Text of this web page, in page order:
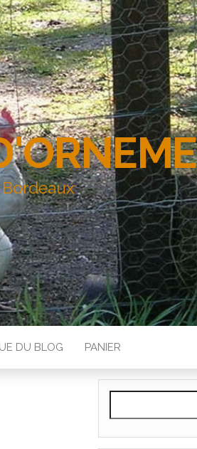
DU BLOG PANIER